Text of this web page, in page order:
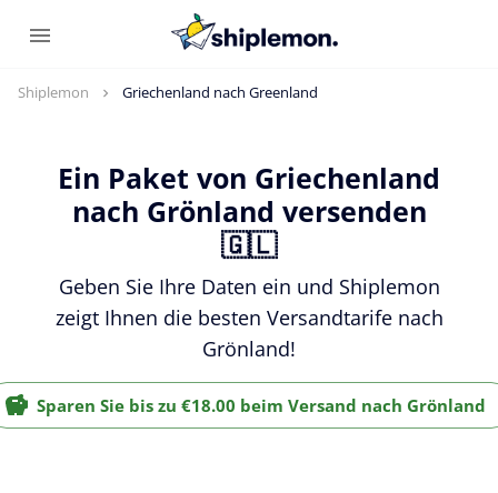
Shiplemon Griechenland nach Greenland
Ein Paket von Griechenland
nach Grönland versenden
🇬🇱
Geben Sie Ihre Daten ein und Shiplemon
zeigt Ihnen die besten Versandtarife nach
Grönland!
Sparen Sie bis zu €18.00 beim Versand nach Grönland